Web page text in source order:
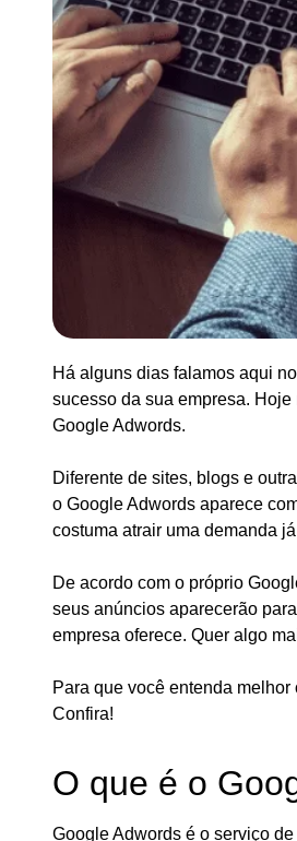
Há alguns dias falamos aqui
sucesso da sua empresa.
Google Adwords.
Diferente de sites, blogs e
o Google Adwords aparece
costuma atrair uma demanda
De acordo com o próprio
seus anúncios aparecerão
empresa oferece. Quer algo
Para que você entenda
Confira!
O que é o
Google Adwords é o serviço